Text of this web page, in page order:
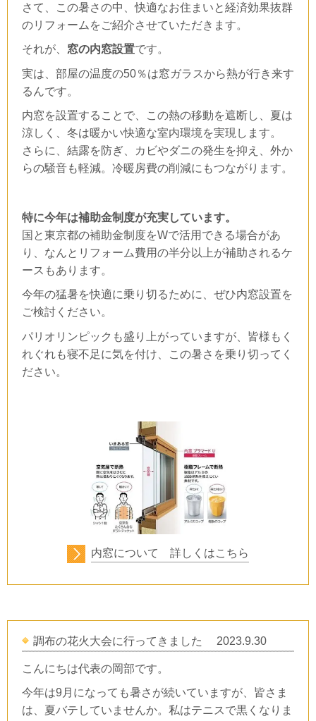
さて、この暑さの中、快適なお住まいと経済効果抜群
のリフォームをご紹介させていただきます。
それが、 窓の内窓設置です。
実は、部屋の温度の50％は窓ガラスから熱が行き来す
るんです。
内窓を設置することで、この熱の移動を遮断し、夏は
涼しく、冬は暖かい快適な室内環境を実現します。
さらに、結露を防ぎ、カビやダニの発生を抑え、外か
らの騒音も軽減。冷暖房費の削減にもつながります。
特に今年は補助金制度が充実しています。
国と東京都の補助金制度をWで活用できる場合があ
り、なんとリフォーム費用の半分以上が補助されるケ
ースもあります。
今年の猛暑を快適に乗り切るために、ぜひ内窓設置を
ご検討ください。
パリオリンピックも盛り上がっていますが、皆様もく
れぐれも寝不足に気を付け、この暑さを乗り切ってく
ださい。
内窓について 詳しくはこちら
調布の花火大会に行ってきました 2023.9.30
こんにちは代表の岡部です。
今年は9月になっても暑さが続いていますが、皆さま
は、夏バテしていませんか。私はテニスで黒くなりま